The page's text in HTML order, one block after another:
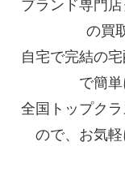
ブランド専門
の買
自宅で完結の
で簡単
全国トップク
ので、お気軽